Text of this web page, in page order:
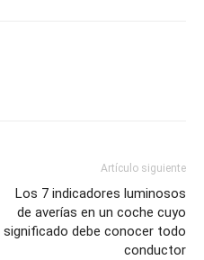
Artículo siguiente
Los 7 indicadores luminosos
de averías en un coche cuyo
significado debe conocer todo
conductor